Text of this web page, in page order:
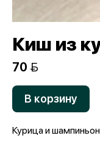
Киш из
70 
В корзину
Курица и